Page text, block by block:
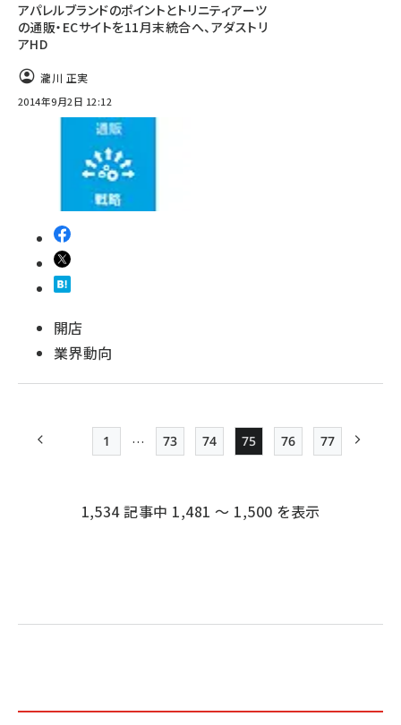
アパレルブランドのポイントとトリニティアーツ
の通販・ECサイトを11月末統合へ、アダストリ
アHD
瀧川 正実
2014年9月2日 12:12
開店
業界動向
ジ
前ページ 先頭ページ
1 …
Page
73
Page
74
Page
75
Page
76
Page
77
1,534 記事中 1,481 ～ 1,500 を表示